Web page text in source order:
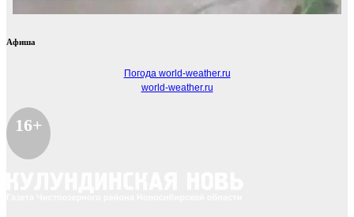
Афиша
Погода world-weather.ru
world-weather.ru
16+